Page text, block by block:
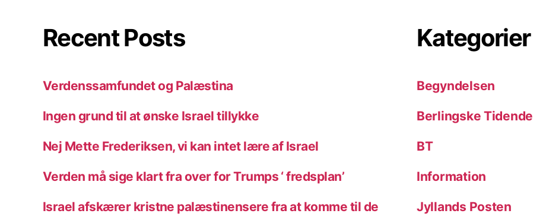
Recent Posts
Verdenssamfundet og Palæstina
Ingen grund til at ønske Israel tillykke
Nej Mette Frederiksen, vi kan intet lære af Israel
Verden må sige klart fra over for Trumps ‘ fredsplan’
Israel afskærer kristne palæstinensere fra at komme til de
Kategorier
Begyndelsen
Berlingske Tidende
BT
Information
Jyllands Posten